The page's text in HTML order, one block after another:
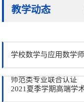
教学动态
学校数学与应用数学
师范类专业联合认证
2021夏季学期高端学